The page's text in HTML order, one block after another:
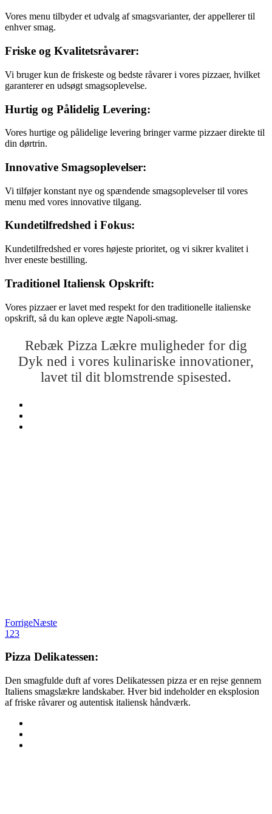
Vores menu tilbyder et udvalg af smagsvarianter, der appellerer til
enhver smag.
Friske og Kvalitetsråvarer:
Vi bruger kun de friskeste og bedste råvarer i vores pizzaer, hvilket
garanterer en udsøgt smagsoplevelse.
Hurtig og Pålidelig Levering:
Vores hurtige og pålidelige levering bringer varme pizzaer direkte til
din dørtrin.
Innovative Smagsoplevelser:
Vi tilføjer konstant nye og spændende smagsoplevelser til vores
menu med vores innovative tilgang.
Kundetilfredshed i Fokus:
Kundetilfredshed er vores højeste prioritet, og vi sikrer kvalitet i
hver eneste bestilling.
Traditionel Italiensk Opskrift:
Vores pizzaer er lavet med respekt for den traditionelle italienske
opskrift, så du kan opleve ægte Napoli-smag.
Rebæk Pizza Lækre muligheder for dig
Dyk ned i vores kulinariske innovationer,
lavet til dit blomstrende spisested.
ForrigeNæste
1 23
Pizza Delikatessen:
Den smagfulde duft af vores Delikatessen pizza er en rejse gennem
Italiens smagslækre landskaber. Hver bid indeholder en eksplosion
af friske råvarer og autentisk italiensk håndværk.